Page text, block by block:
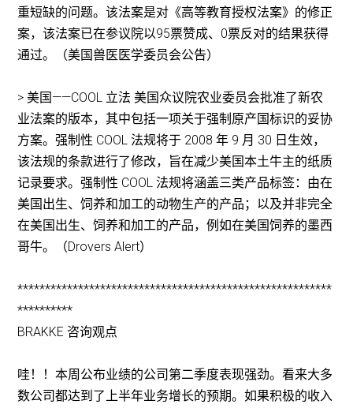
重短缺的问题。该法案是对《高等教育授权法案》的修正
案，该法案已在参议院以95票赞成、0票反对的结果获得
通过。（美国兽医医学委员会公告）
> 美国——COOL 立法 美国众议院农业委员会批准了新农
业法案的版本，其中包括一项关于强制原产国标识的妥协
方案。强制性 COOL 法规将于 2008 年 9 月 30 日生效，
该法规的条款进行了修改，旨在减少美国本土牛主的纸质
记录要求。强制性 COOL 法规将涵盖三类产品标签：由在
美国出生、饲养和加工的动物生产的产品；以及并非完全
在美国出生、饲养和加工的产品，例如在美国饲养的墨西
哥牛。（Drovers Alert）
*********************************************************
**********
BRAKKE 咨询观点
哇！！本周公布业绩的公司第二季度表现强劲。看来大多
数公司都达到了上半年业务增长的预期。如果积极的收入